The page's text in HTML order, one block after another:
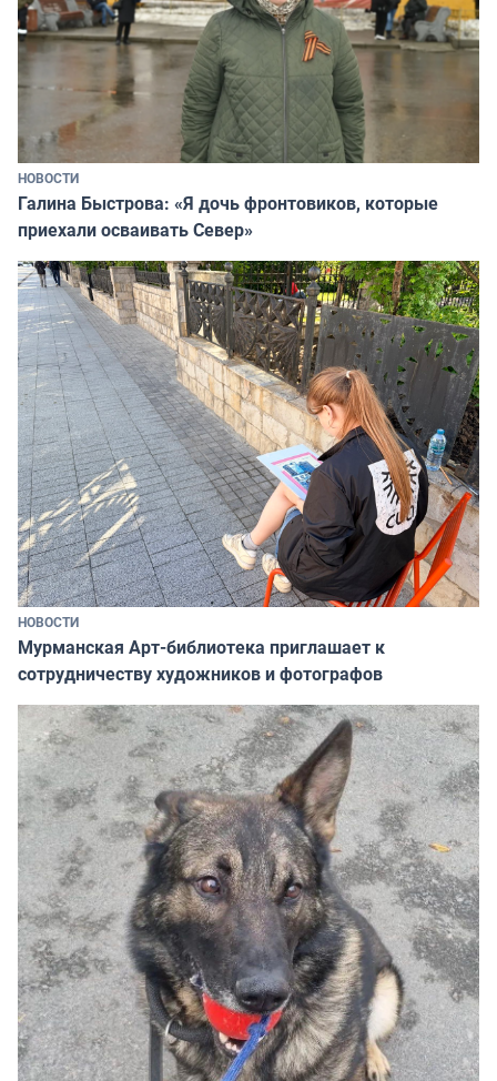
НОВОСТИ
Галина Быстрова: «Я дочь фронтовиков, которые
приехали осваивать Север»
НОВОСТИ
Мурманская Арт-библиотека приглашает к
сотрудничеству художников и фотографов